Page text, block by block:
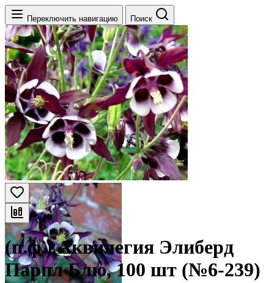
Переключить навигацию Поиск
(п.ф.) Аквилегия Элиберд
Парпл Блю, 100 шт (№6-239)